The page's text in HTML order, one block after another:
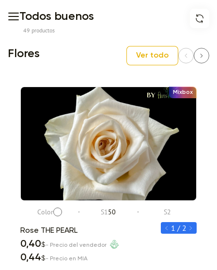
Todos buenos
49 productos
Flores Ver todo
Mixbox
Color S150 S2
Rose THE PEARL
0,40$- Precio del vendedor
0,44$- Precio en MIA
1 / 2